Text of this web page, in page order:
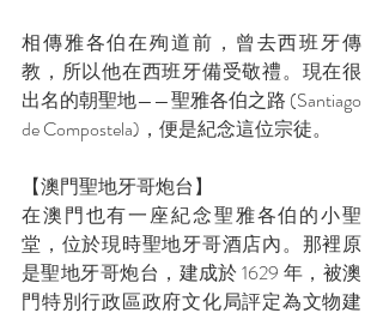
相傳雅各伯在殉道前，曾去西班牙傳
教，所以他在西班牙備受敬禮。現在很
出名的朝聖地——聖雅各伯之路 (Santiago
de Compostela)，便是紀念這位宗徒。
【澳門聖地牙哥炮台】
在澳門也有一座紀念聖雅各伯的小聖
堂，位於現時聖地牙哥酒店內。那裡原
是聖地牙哥炮台，建成於 1629 年，被澳
門特別行政區政府文化局評定為文物建